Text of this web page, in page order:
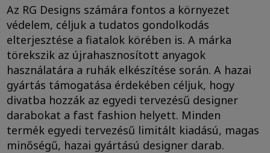
Az RG Designs számára fontos a környezet
védelem, céljuk a tudatos gondolkodás
elterjesztése a fiatalok körében is. A márka
törekszik az újrahasznosított anyagok
használatára a ruhák elkészítése során. A hazai
gyártás támogatása érdekében céljuk, hogy
divatba hozzák az egyedi tervezésű designer
darabokat a fast fashion helyett. Minden
termék egyedi tervezésű limitált kiadású, magas
minőségű, hazai gyártású designer darab.